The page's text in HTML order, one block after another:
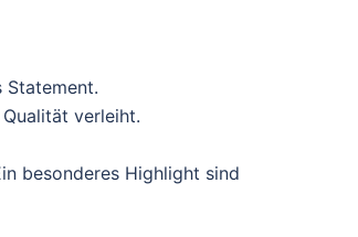
Statement.
verleiht.
besonderes Highlight sind